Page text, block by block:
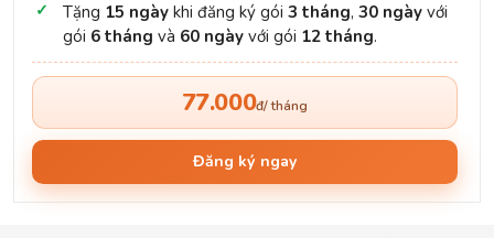
Tặng 15 ngày khi đăng ký gói 3 tháng, 30 ngày với
gói 6 tháng và 60 ngày với gói 12 tháng.
77.000đ/ tháng
Đăng ký ngay